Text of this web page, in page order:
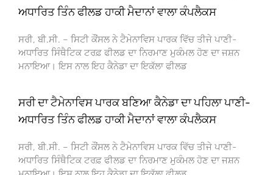
ਅਧਾਰਿਤ ਤਿੰਨ ਫੀਲਡ ਹਾਕੀ ਮੈਦਾਨਾਂ ਵਾਲਾ ਕੰਪਲੈਕਸ
ਸਰੀ, ਬੀ.ਸੀ. – ਸਿਟੀ ਕੌਂਸਲ ਨੇ ਟੈਮੇਨਾਵਿਸ ਪਾਰਕ ਵਿੱਚ ਤੀਜੇ ਪਾਣੀ-
ਅਧਾਰਿਤ ਸਿੰਥੈਟਿਕ ਟਰਫ਼ ਫੀਲਡ ਦਾ ਨਿਰਮਾਣ ਮੁਕੰਮਲ ਹੋਣ ਦਾ ਜਸ਼ਨ
ਮਨਾਇਆ। ਇਸ ਨਾਲ ਇਹ ਕੈਨੇਡਾ ਦਾ ਇਕੱਲਾ ਫੀਲਡ
ਸਰੀ ਦਾ ਟੈਮੇਨਾਵਿਸ ਪਾਰਕ ਬਣਿਆ ਕੈਨੇਡਾ ਦਾ ਪਹਿਲਾ ਪਾਣੀ-
ਅਧਾਰਿਤ ਤਿੰਨ ਫੀਲਡ ਹਾਕੀ ਮੈਦਾਨਾਂ ਵਾਲਾ ਕੰਪਲੈਕਸ
ਸਰੀ, ਬੀ.ਸੀ. – ਸਿਟੀ ਕੌਂਸਲ ਨੇ ਟੈਮੇਨਾਵਿਸ ਪਾਰਕ ਵਿੱਚ ਤੀਜੇ ਪਾਣੀ-
ਅਧਾਰਿਤ ਸਿੰਥੈਟਿਕ ਟਰਫ਼ ਫੀਲਡ ਦਾ ਨਿਰਮਾਣ ਮੁਕੰਮਲ ਹੋਣ ਦਾ ਜਸ਼ਨ